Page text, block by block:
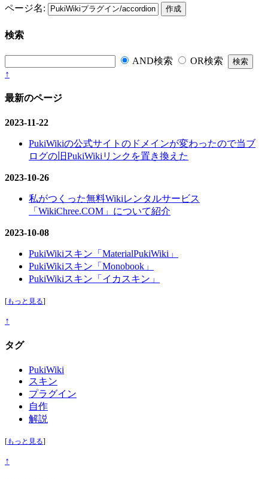
ページ名:
検索
AND検索
OR検索
↑
最新のページ
2023-11-22
PukiWikiの公式サイトのドメインが変わったので当ブ
ログの旧PukiWikiリンクを置き換えた
2023-10-26
私がつくった無料Wikiレンタルサービス
「WikiChree.COM」について紹介
2023-10-08
PukiWikiスキン「MaterialPukiWiki」
PukiWikiスキン「Monobook」
PukiWikiスキン「イカスキン」
[もっと見る]
↑
タグ
PukiWiki
スキン
プラグイン
自作
解説
[もっと見る]
↑